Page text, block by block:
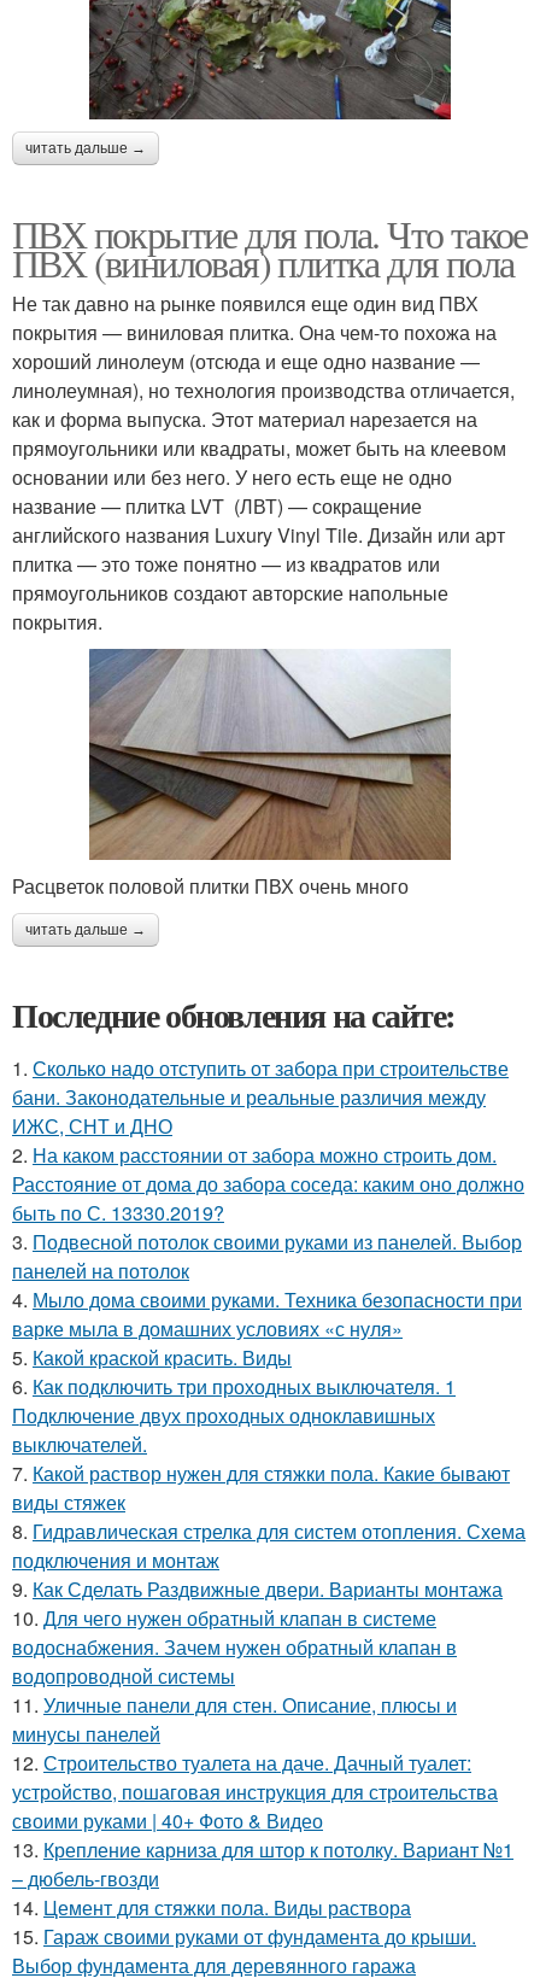
читать дальше →
ПВХ покрытие для пола. Что такое
ПВХ (виниловая) плитка для пола
Не так давно на рынке появился еще один вид ПВХ
покрытия — виниловая плитка. Она чем-то похожа на
хороший линолеум (отсюда и еще одно название —
линолеумная), но технология производства отличается,
как и форма выпуска. Этот материал нарезается на
прямоугольники или квадраты, может быть на клеевом
основании или без него. У него есть еще не одно
название — плитка LVT (ЛВТ) — сокращение
английского названия Luxury Vinyl Tile. Дизайн или арт
плитка — это тоже понятно — из квадратов или
прямоугольников создают авторские напольные
покрытия.
Расцветок половой плитки ПВХ очень много
читать дальше →
Последние обновления на сайте:
1. Сколько надо отступить от забора при строительстве
бани. Законодательные и реальные различия между
ИЖС, СНТ и ДНО
2. На каком расстоянии от забора можно строить дом.
Расстояние от дома до забора соседа: каким оно должно
быть по С. 13330.2019?
3. Подвесной потолок своими руками из панелей. Выбор
панелей на потолок
4. Мыло дома своими руками. Техника безопасности при
варке мыла в домашних условиях «с нуля»
5. Какой краской красить. Виды
6. Как подключить три проходных выключателя. 1
Подключение двух проходных одноклавишных
выключателей.
7. Какой раствор нужен для стяжки пола. Какие бывают
виды стяжек
8. Гидравлическая стрелка для систем отопления. Схема
подключения и монтаж
9. Как Сделать Раздвижные двери. Варианты монтажа
10. Для чего нужен обратный клапан в системе
водоснабжения. Зачем нужен обратный клапан в
водопроводной системы
11. Уличные панели для стен. Описание, плюсы и
минусы панелей
12. Строительство туалета на даче. Дачный туалет:
устройство, пошаговая инструкция для строительства
своими руками | 40+ Фото & Видео
13. Крепление карниза для штор к потолку. Вариант №1
– дюбель-гвозди
14. Цемент для стяжки пола. Виды раствора
15. Гараж своими руками от фундамента до крыши.
Выбор фундамента для деревянного гаража